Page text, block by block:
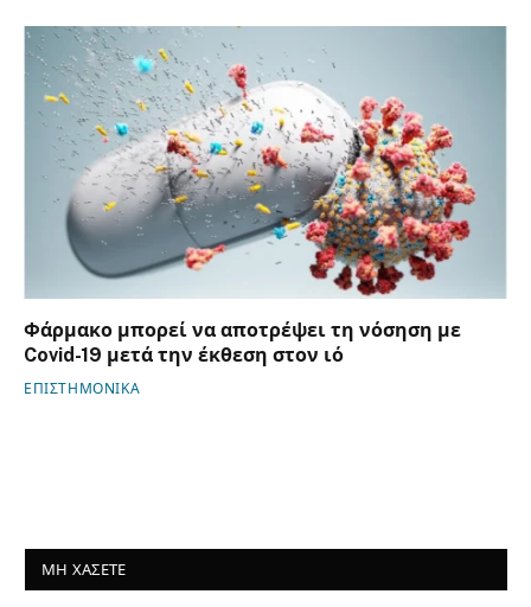
Φάρμακο μπορεί να αποτρέψει τη νόσηση με
Covid-19 μετά την έκθεση στον ιό
ΕΠΙΣΤΗΜΟΝΙΚΑ
ΜΗ ΧΑΣΕΤΕ